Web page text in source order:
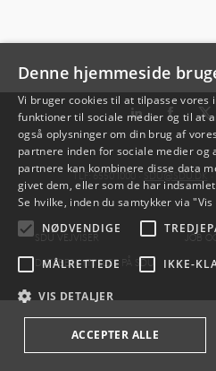
TLF: 6550 1000 · SDU@SDU.DK ·
SDU VEJVISER
JOB
DATABESKYTTELSE PÅ SDU
Denne hjemmeside
Vi bruger cookies til at tilpasse vores
funktioner til sociale medier og til at
også oplysninger om din brug af
partnere inden for sociale medier og
partnere kan kombinere disse data
givet dem, eller som de har
Se hvilke, inden du samtykker via
NØDVENDIGE
MÅLRETTEDE IKKE-
VIS DETALJER
ACCEPTER ALLE